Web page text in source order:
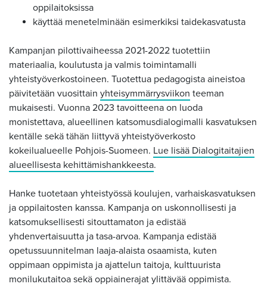
oppilaitoksissa
käyttää menetelminään esimerkiksi taidekasvatusta
Kampanjan pilottivaiheessa 2021-2022 tuotettiin
materiaalia, koulutusta ja valmis toimintamalli
yhteistyöverkostoineen. Tuotettua pedagogista aineistoa
päivitetään vuosittain yhteisymmärrysviikon teeman
mukaisesti. Vuonna 2023 tavoitteena on luoda
monistettava, alueellinen katsomusdialogimalli kasvatuksen
kentälle sekä tähän liittyvä yhteistyöverkosto
kokeilualueelle Pohjois-Suomeen. Lue lisää Dialogitaitajien
alueellisesta kehittämishankkeesta.
Hanke tuotetaan yhteistyössä koulujen, varhaiskasvatuksen
ja oppilaitosten kanssa. Kampanja on uskonnollisesti ja
katsomuksellisesti sitouttamaton ja edistää
yhdenvertaisuutta ja tasa-arvoa. Kampanja edistää
opetussuunnitelman laaja-alaista osaamista, kuten
oppimaan oppimista ja ajattelun taitoja, kulttuurista
monilukutaitoa sekä oppiainerajat ylittävää oppimista.